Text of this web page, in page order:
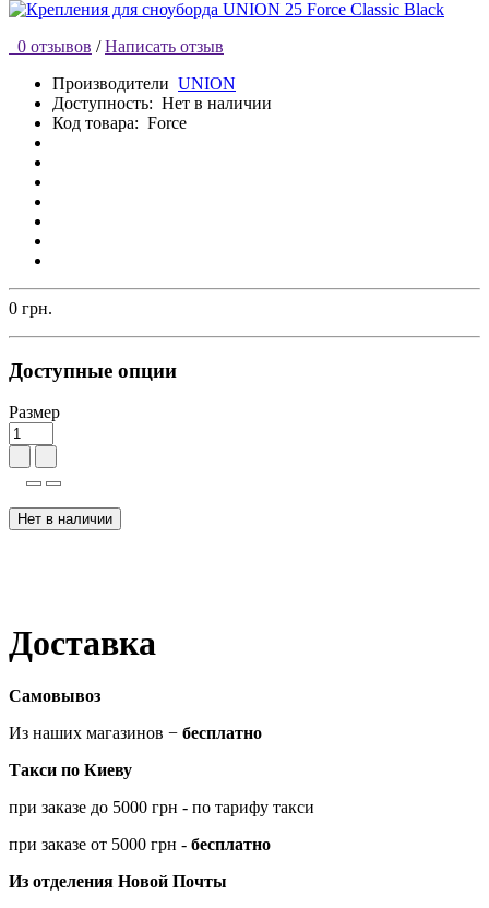
0 отзывов / Написать отзыв
Производители UNION
Доступность: Нет в наличии
Код товара: Force
0 грн.
Доступные опции
Размер
Нет в наличии
Доставка
Самовывоз
Из наших магазинов − бесплатно
Такси по Киеву
при заказе до 5000 грн - по тарифу такси
при заказе от 5000 грн - бесплатно
Из отделения Новой Почты